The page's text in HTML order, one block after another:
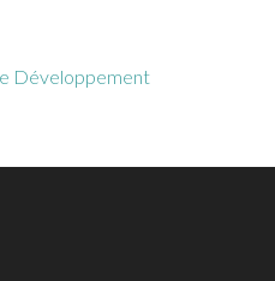
Développement